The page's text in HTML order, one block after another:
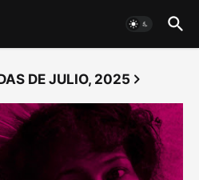
DE JULIO, 2025